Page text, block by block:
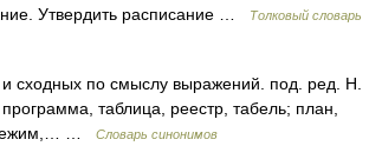
Утвердить расписание …
Толковый словарь
сходных по смыслу выражений. под. ред. Н.
таблица, реестр, табель; план,
режим,… …
Словарь синонимов